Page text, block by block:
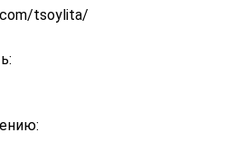
tsoylita/